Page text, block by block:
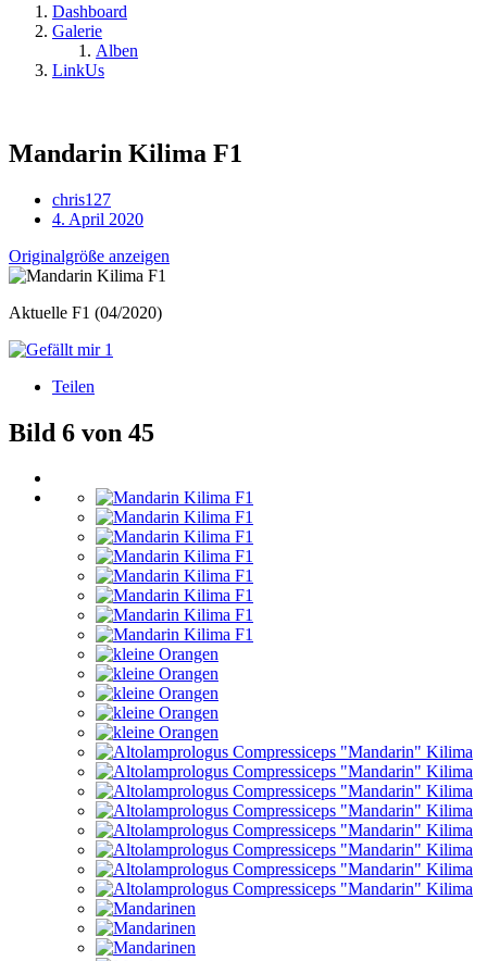
Dashboard
Galerie
Alben
LinkUs
Mandarin Kilima F1
chris127
4. April 2020
Originalgröße anzeigen
Aktuelle F1 (04/2020)
1
Teilen
Bild 6 von 45